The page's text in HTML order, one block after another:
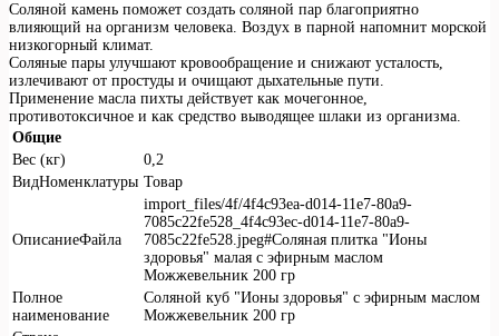
Соляной камень поможет создать соляной пар благоприятно
влияющий на организм человека. Воздух в парной напомнит морской
низкогорный климат.
Соляные пары улучшают кровообращение и снижают усталость,
излечивают от простуды и очищают дыхательные пути.
Применение масла пихты действует как мочегонное,
противотоксичное и как средство выводящее шлаки из организма.
Общие
Вес (кг)
0,2
ВидНоменклатуры Товар
ОписаниеФайла
import_files/4f/4f4c93ea-d014-11e7-80a9-
7085c22fe528_4f4c93ec-d014-11e7-80a9-
7085c22fe528.jpeg#Cоляная плитка "Ионы
здоровья" малая с эфирным маслом
Можжевельник 200 гр
Полное
наименование
Cоляной куб "Ионы здоровья" с эфирным маслом
Можжевельник 200 гр